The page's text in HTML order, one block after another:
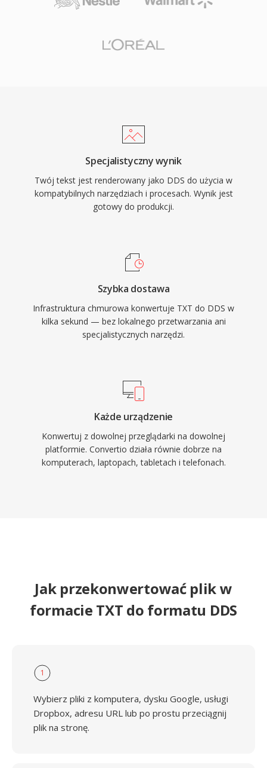
Specjalistyczny wynik
Twój tekst jest renderowany jako DDS do użycia w
kompatybilnych narzędziach i procesach. Wynik jest
gotowy do produkcji.
Szybka dostawa
Infrastruktura chmurowa konwertuje TXT do DDS w
kilka sekund — bez lokalnego przetwarzania ani
specjalistycznych narzędzi.
Każde urządzenie
Konwertuj z dowolnej przeglądarki na dowolnej
platformie. Convertio działa równie dobrze na
komputerach, laptopach, tabletach i telefonach.
Jak przekonwertować plik w
formacie TXT do formatu DDS
1
Wybierz pliki z komputera, dysku Google, usługi
Dropbox, adresu URL lub po prostu przeciągnij
plik na stronę.